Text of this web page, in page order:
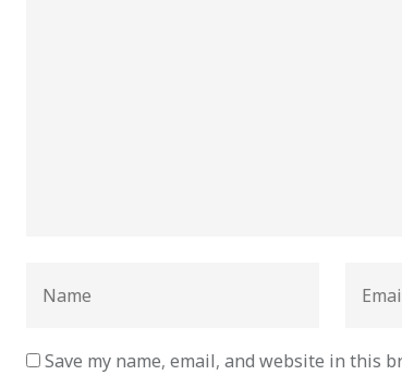
Save my name, email, and website in this